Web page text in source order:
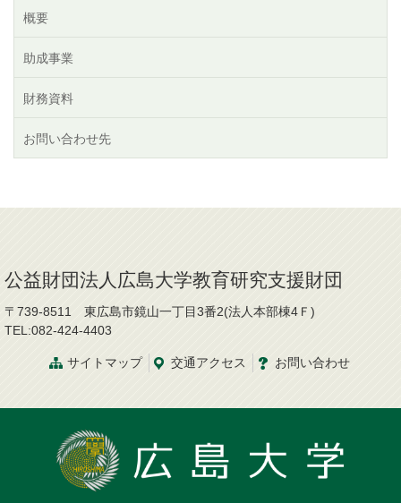
概要
助成事業
財務資料
お問い合わせ先
公益財団法人広島大学教育研究支援財団
〒739-8511 東広島市鏡山一丁目3番2(法人本部棟4Ｆ)
TEL:082-424-4403
サイトマップ 交通アクセス お問い合わせ